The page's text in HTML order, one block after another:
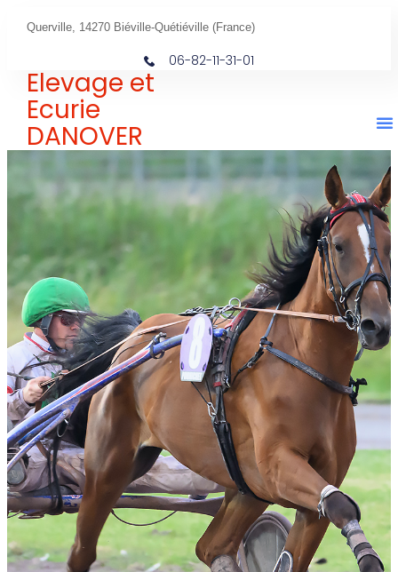
Querville, 14270 Biéville-Quétiéville (France)
06-82-11-31-01
Elevage et
Ecurie
DANOVER